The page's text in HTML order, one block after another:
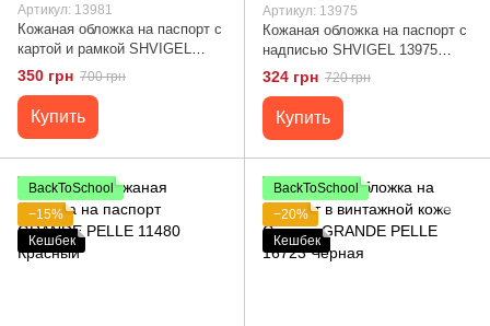
Артикул: 13981
Кожаная обложка на паспорт с
картой и рамкой SHVIGEL
13981 Красная
350 грн 700 грн
Купить
Артикул: 13975
Кожаная обложка на паспорт с
надписью SHVIGEL 13975
Красная
324 грн 720 грн
Купить
BackToSchool
−15%
Кешбек
BackToSchool
−20%
Кешбек